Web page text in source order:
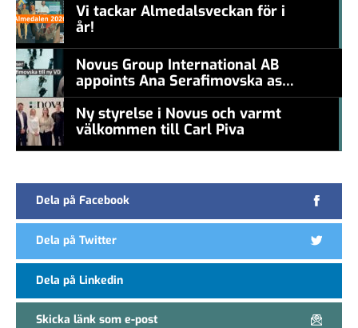
Vi tackar Almedalsveckan för i
år!
Novus Group International AB
appoints Ana Serafimovska as
new CEO
Ny styrelse i Novus och varmt
välkommen till Carl Piva
Dela på Facebook
Dela på Twitter
Dela på Linkedin
Skicka länk som e-post